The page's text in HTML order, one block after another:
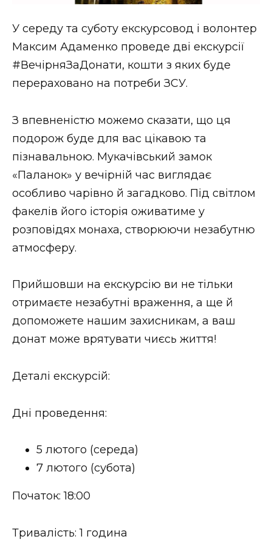
Втрачений Ужгород (відеоверсія)
НОВИНИ ЗАХІДНОЇ УКРАЇНИ
ФОТО
ВІДЕО
У середу та суботу екскурсовод і волонтер
Максим Адаменко проведе дві екскурсії
#ВечірняЗаДонати, кошти з яких буде
перераховано на потреби ЗСУ.
З впевненістю можемо сказати, що ця
подорож буде для вас цікавою та
пізнавальною. Мукачівський замок
«Паланок» у вечірній час виглядає
особливо чарівно й загадково. Під світлом
факелів його історія оживатиме у
розповідях монаха, створюючи незабутню
атмосферу.
Прийшовши на екскурсію ви не тільки
отримаєте незабутні враження, а ще й
допоможете нашим захисникам, а ваш
донат може врятувати чиєсь життя!
Деталі екскурсій:
Дні проведення:
5 лютого (середа)
7 лютого (субота)
Початок: 18:00
Тривалість: 1 година